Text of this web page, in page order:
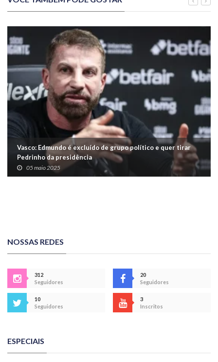
Vasco: Edmundo é excluído de grupo político e quer tirar
Pedrinho da presidência
05 maio 2025
NOSSAS REDES
312
Seguidores
20
Seguidores
10
Seguidores
3
Inscritos
ESPECIAIS